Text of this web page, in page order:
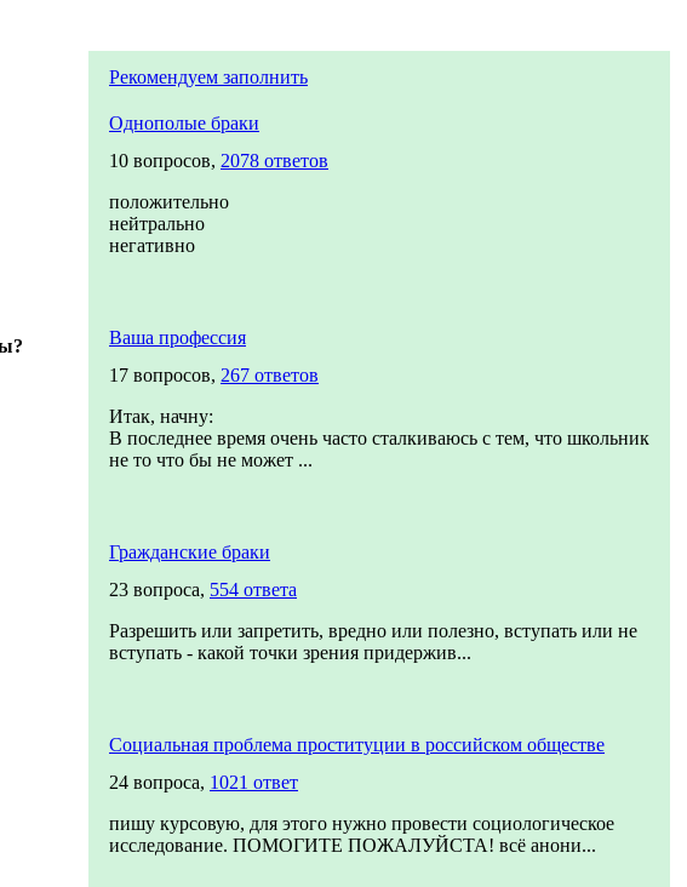
Рекомендуем заполнить
Однополые браки
10 вопросов, 2078 ответов
положительно
нейтрально
негативно
Ваша профессия
17 вопросов, 267 ответов
Итак, начну:
В последнее время очень часто сталкиваюсь с тем, что школьник
не то что бы не может ...
Гражданские браки
23 вопроса, 554 ответа
Разрешить или запретить, вредно или полезно, вступать или не
вступать - какой точки зрения придержив...
Социальная проблема проституции в российском обществе
24 вопроса, 1021 ответ
пишу курсовую, для этого нужно провести социологическое
исследование. ПОМОГИТЕ ПОЖАЛУЙСТА! всё анони...